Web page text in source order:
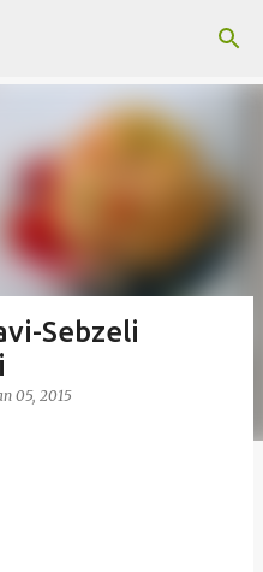
atla
Sebzeli
05, 2015